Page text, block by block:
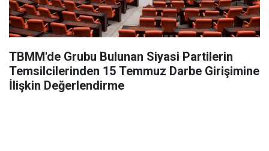
TBMM'de Grubu Bulunan Siyasi Partilerin
Temsilcilerinden 15 Temmuz Darbe Girişimine
İlişkin Değerlendirme